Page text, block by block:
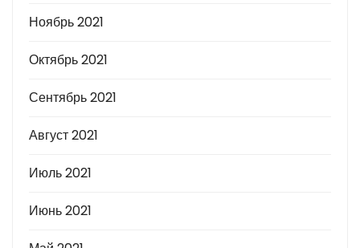
Ноябрь 2021
Октябрь 2021
Сентябрь 2021
Август 2021
Июль 2021
Июнь 2021